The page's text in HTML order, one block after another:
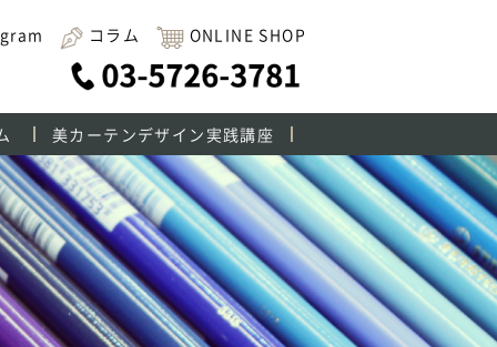
コラム ONLINE SHOP
美カーテンデザイン実践講座